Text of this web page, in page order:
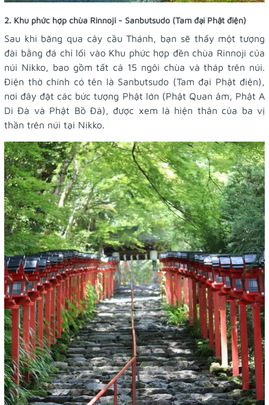
2. Khu phức hợp chùa Rinnoji - Sanbutsudo (Tam đại Phật điện)
Sau khi băng qua cây cầu Thánh, bạn sẽ thấy một tượng
đài bằng đá chỉ lối vào Khu phức hợp đền chùa Rinnoji của
núi Nikko, bao gồm tất cả 15 ngôi chùa và tháp trên núi.
Điện thờ chính có tên là Sanbutsudo (Tam đại Phật điện),
nơi đây đặt các bức tượng Phật lớn (Phật Quan âm, Phật A
Di Đà và Phật Bồ Đà), được xem là hiện thân của ba vị
thần trên núi tại Nikko.